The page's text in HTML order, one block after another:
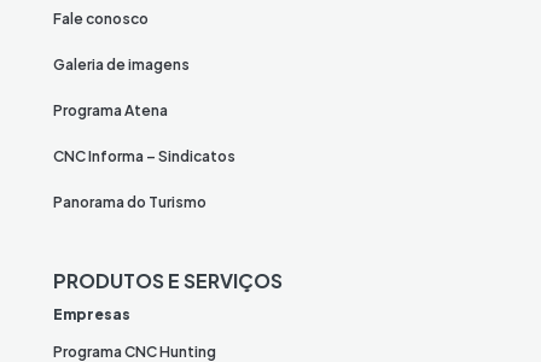
Fale conosco
Galeria de imagens
Programa Atena
CNC Informa – Sindicatos
Panorama do Turismo
PRODUTOS E SERVIÇOS
Empresas
Programa CNC Hunting